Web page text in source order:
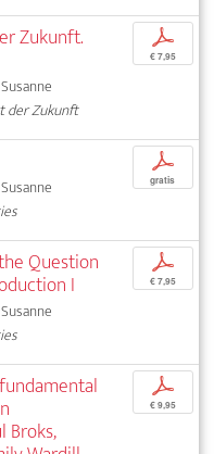
Zukunft.
der Zukunft
p
€ 7,95
p
gratis
Question
I
p
€ 7,95
Broks,
p
€ 9,95